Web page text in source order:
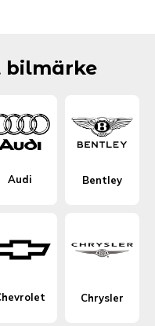
bilmärke
Audi Bentley
Chrysler